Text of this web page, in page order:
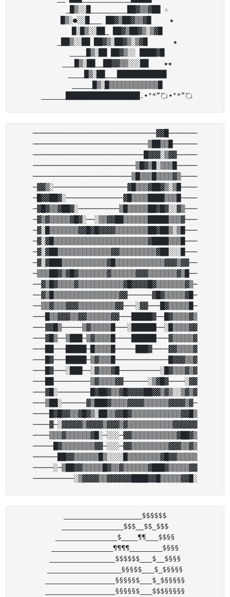
_█▒░░█_________██▓▒▒▓██ ☆
█▒░●░░█___ ██▓▒██▓▒▒▓█　　 ★
█░█▒░░██_ ██▓▒██▓▒░▒▓█
_██▒░░██ ██▓▒░██▓▒░▒▓█ 　　　★
____█▒░██ ██▓▒░░ ████▓█
___█▒░██__██▓▓▒▒░░░██ 　 ★★
____█▒░██___████████████
_____█▒░█▒▒▒▒▒▒▒▒▒▒▒▒█
──────────────────────────────▓▓█───────
────────────────────────────▒██▒▒█──────
───────────────────────────█▓▓▓░▒▓▓─────
─────────────────────────▒█▓▒█░▒▒▒█─────
────────────────────────▒█▒▒▒█▒▒▒▒▓▒────
─▓▓▒░──────────────────▓█▒▒▒▓██▓▒░▒█────
─█▓▓██▓░──────────────▓█▒▒▒▒████▒▒▒█────
─▓█▓▒▒▓██▓░──────────▒█▒▒▒▒▒██▓█▓░░▓▒───
─▓▒▓▒▒▒▒▒▓█▓░──░▒▒▓▓██▒▒▒▒▒▒█████▒▒▒▓───
─▓░█▒▒▒▒▒▒▒▓▓█▓█▓▓▓▓▒▒▒▒▒▒▒▒██▓██▒░▒█───
─▓░▓█▒▒▒▒▒▒▒▒▒▒▒▒▒▒▒▒▒▒▒▒▒▒▒▓████▒▒▒█───
─▓░▓██▒▒▒▒▒▒▒▒▒▒▒▒▒▓▓▒▒▒▒▒▒▒▒▒▓██░░░█───
─▓░▓███▒▒▒▒▒▒▒▒▒▒▒▓█▒▒▒▒▒▒▒▒▒▒▒▒▓▓▓▒▓▓──
─▒▒▒██▓▒▓█▓▒▒▒▒▒▒▒▓▒▒▒▒▒▒▓▓▓▒▒▒▒▒▒▒▓▒█──
──▓▒█▓▒▒▒▒▓▒▒▒▒▒▒▒▒▒▒▒▓█▓▓▓▓█▓▒▒▒▒▒▒▒▓▒─
──▓▒█▒▒▒▒▒▒▒▒▒▒▒▒▒▒▒▒▓▓──────▓█▓▒▒▒▒▒▓█─
──▒▒▓▒▒▒▓▓▓▒▒▒▒▒▒▒▒▒▓▓───░▓▓───█▓▒▒▒▒▒█─
───█▒▒▓▓▓▒▒▓▓▒▒▒▒▒▒▓▓───█████▓──█▓▒▒▒▒▓▒
───▓▓█▒─────▒▓▒▒▒▒▒█───░██████──░█▒▒▒▒▓▓
───▓█▒──▒███─▒▓▒▒▒▒█────██████───▓▒▒▒▒▒▓
───██───█████─█▒▒▒▒█─────███▓────▓▓▒▒▒▒▓
───█▓───█████─▒▓▒▒▒█─────────────█▓▓▓▒▒▓
───█▓───░███──░▓▒▒▒▓█──────────░█▓▒▒▒▓▒▓
───██─────────▒▓▒▒▒▒▓▓──────░▒▓█▓────░▓▓
───▓█░────────█▓██▓▒▒▓█▓▓▓▓██▓▓▒▓▒░░▒▓▒▓
───▒██░──────▓▒███▓▒▒▒▒▓▓▓▓▒▒▒▒▒▒▓▓▓▓▒▓─
────█▓█▓▓▒▒▓█▓▒░██▒▒▓▓█▓▒▒▒▒▒▒▒▒▒▒▒▒▓▓█▒
────▓─░▓▓▓▓▓▒▓▓▓▓▒▓▓▓▒▓▒▒▒▒▒▒▒▒▒▒▒▓▓▓▓▓▓
────▒▒▒▓▒▒▒▒▒▒▓█░─░░░─▓▓▒▒▒▒▒▒▒▒▒▒▒▓██▓▒
─────█▓▒▒▒▒▒▒▒▒▓▓─░░░─▓▓▒▒▒▒▒▒▒▒▒▓▓▓▒▒▓▒
──────██▓▓▒▒▒▒▒▒█▒░░░░█▒▒▒▒▒▒▒▒▓█▓▓▒▒▒▒▒
─────░─▒██▓▓▒▒▒▒▒█▓▒▒▓▒▒▒▒▒▒▓███▓▒▒▒▒▒▓▓
___________________$$$$$$
_______________$$$__$$_$$$
_______________$____¶¶___$$§§
_______________¶¶¶¶________$§§§
________________$$$$$$___$__$§§§
__________________§§§$$___$_$§§§§
_________________§§§§§$___$_$§§§§§
_________________§§§§§$___$$$§§§§§